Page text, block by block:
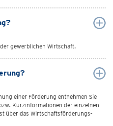
gewerblichen Wirtschaft.
einer Förderung entnehmen Sie
Kurzinformationen der einzelnen
über das Wirtschaftsförderungs-